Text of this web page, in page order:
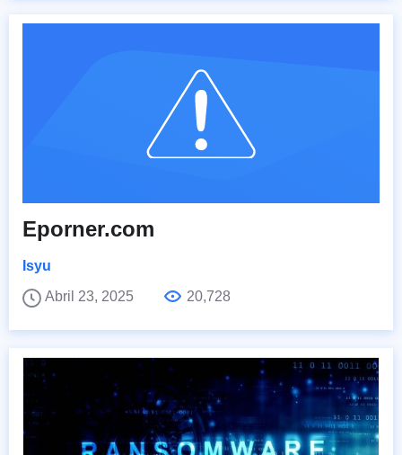
Eporner.com
Isyu
Abril 23, 2025
20,728